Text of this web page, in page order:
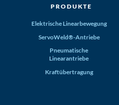
PRODUKTE
Elektrische Linearbewegung
ServoWeld®-Antriebe
Pneumatische
Linearantriebe
Kraftübertragung